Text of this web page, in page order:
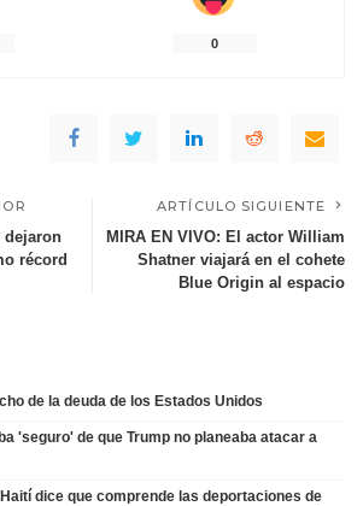
0
dejaron
récord
ARTÍCULO SIGUIENTE
MIRA EN VIVO: El actor William
Shatner viajará en el cohete
Blue Origin al espacio
de la deuda de los Estados Unidos
'seguro' de que Trump no planeaba atacar a
dice que comprende las deportaciones de